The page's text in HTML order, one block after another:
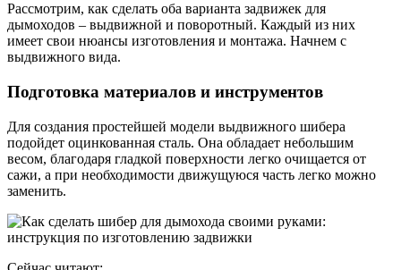
Рассмотрим, как сделать оба варианта задвижек для
дымоходов – выдвижной и поворотный. Каждый из них
имеет свои нюансы изготовления и монтажа. Начнем с
выдвижного вида.
Подготовка материалов и инструментов
Для создания простейшей модели выдвижного шибера
подойдет оцинкованная сталь. Она обладает небольшим
весом, благодаря гладкой поверхности легко очищается от
сажи, а при необходимости движущуюся часть легко можно
заменить.